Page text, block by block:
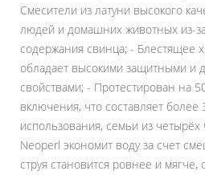
Смесители из латуни высокого
людей и домашних животных из-
содержания свинца; - Блестящее
обладает высокими защитными и
свойствами; - Протестирован на
включения, что составляет
использования, семьи из четырёх
Neoperl экономит воду за счет
струя становится ровнее и